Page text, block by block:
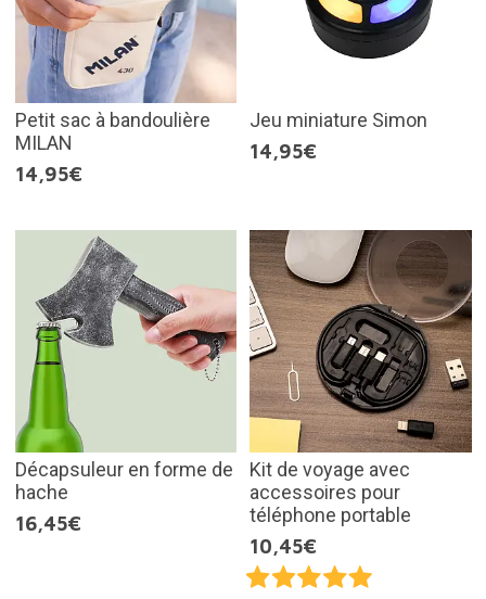
Petit sac à bandoulière
MILAN
14,95€
Jeu miniature Simon
14,95€
Décapsuleur en forme de
hache
16,45€
Kit de voyage avec
accessoires pour
téléphone portable
10,45€